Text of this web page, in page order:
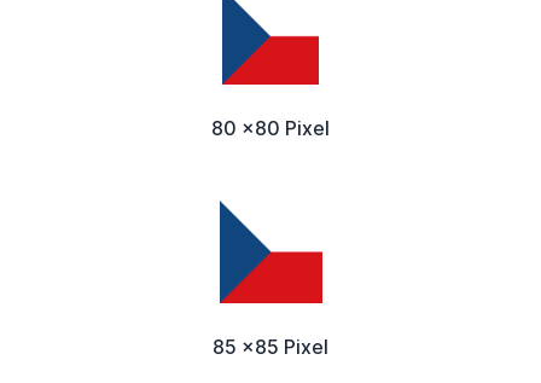
80 x80 Pixel
85 x85 Pixel